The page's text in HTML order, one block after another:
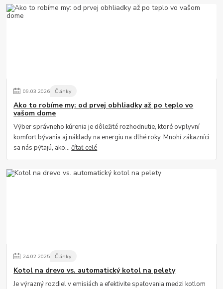
09.03.2026 Články
Ako to robíme my: od prvej obhliadky až po teplo vo
vašom dome
Výber správneho kúrenia je dôležité rozhodnutie, ktoré ovplyvní
komfort bývania aj náklady na energiu na dlhé roky. Mnohí zákazníci
sa nás pýtajú, ako...čítať celé
24.02.2025 Články
Kotol na drevo vs. automatický kotol na pelety
Je výrazný rozdiel v emisiách a efektivite spaľovania medzi kotlom